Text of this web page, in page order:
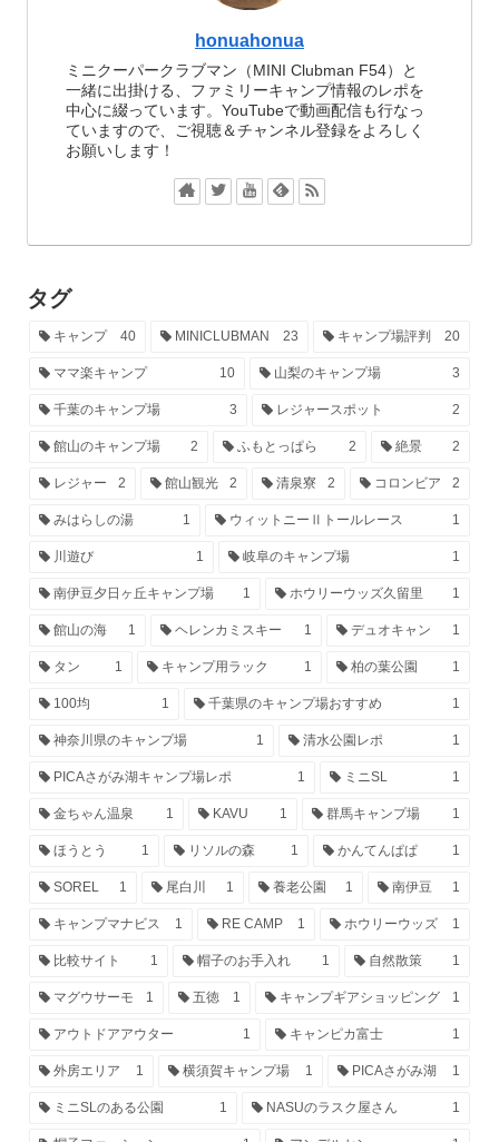
honuahonua
ミニクーパークラブマン（MINI Clubman F54）と
一緒に出掛ける、ファミリーキャンプ情報のレポを
中心に綴っています。YouTubeで動画配信も行なっ
ていますので、ご視聴＆チャンネル登録をよろしく
お願いします！
タグ
キャンプ 40 MINICLUBMAN 23 キャンプ場評判 20
ママ楽キャンプ 10 山梨のキャンプ場 3
千葉のキャンプ場 3 レジャースポット 2
館山のキャンプ場 2 ふもとっぱら 2 絶景 2
レジャー 2 館山観光 2 清泉寮 2 コロンビア 2
みはらしの湯 1 ウィットニーⅡトールレース 1
川遊び 1 岐阜のキャンプ場 1
南伊豆夕日ヶ丘キャンプ場 1 ホウリーウッズ久留里 1
館山の海 1 ヘレンカミスキー 1 デュオキャン 1
タン 1 キャンプ用ラック 1 柏の葉公園 1
100均 1 千葉県のキャンプ場おすすめ 1
神奈川県のキャンプ場 1 清水公園レポ 1
PICAさがみ湖キャンプ場レポ 1 ミニSL 1
金ちゃん温泉 1 KAVU 1 群馬キャンプ場 1
ほうとう 1 リソルの森 1 かんてんぱぱ 1
SOREL 1 尾白川 1 養老公園 1 南伊豆 1
キャンプマナビス 1 RE CAMP 1 ホウリーウッズ 1
比較サイト 1 帽子のお手入れ 1 自然散策 1
マグウサーモ 1 五徳 1 キャンプギアショッピング 1
アウトドアアウター 1 キャンピカ富士 1
外房エリア 1 横須賀キャンプ場 1 PICAさがみ湖 1
ミニSLのある公園 1 NASUのラスク屋さん 1